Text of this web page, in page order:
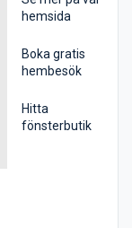
hemsida
Boka gratis
hembesök
Hitta
fönsterbutik